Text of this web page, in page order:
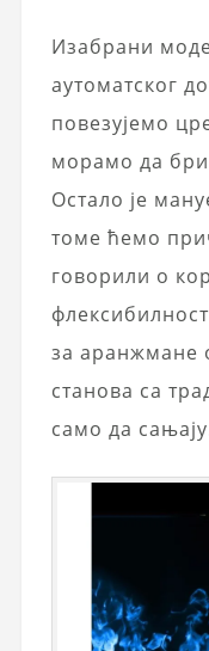
Изабрани
аутоматског
повезујемо
морамо да
Остало је
томе ћемо
говорили о
за аранжмане
станова са
само да